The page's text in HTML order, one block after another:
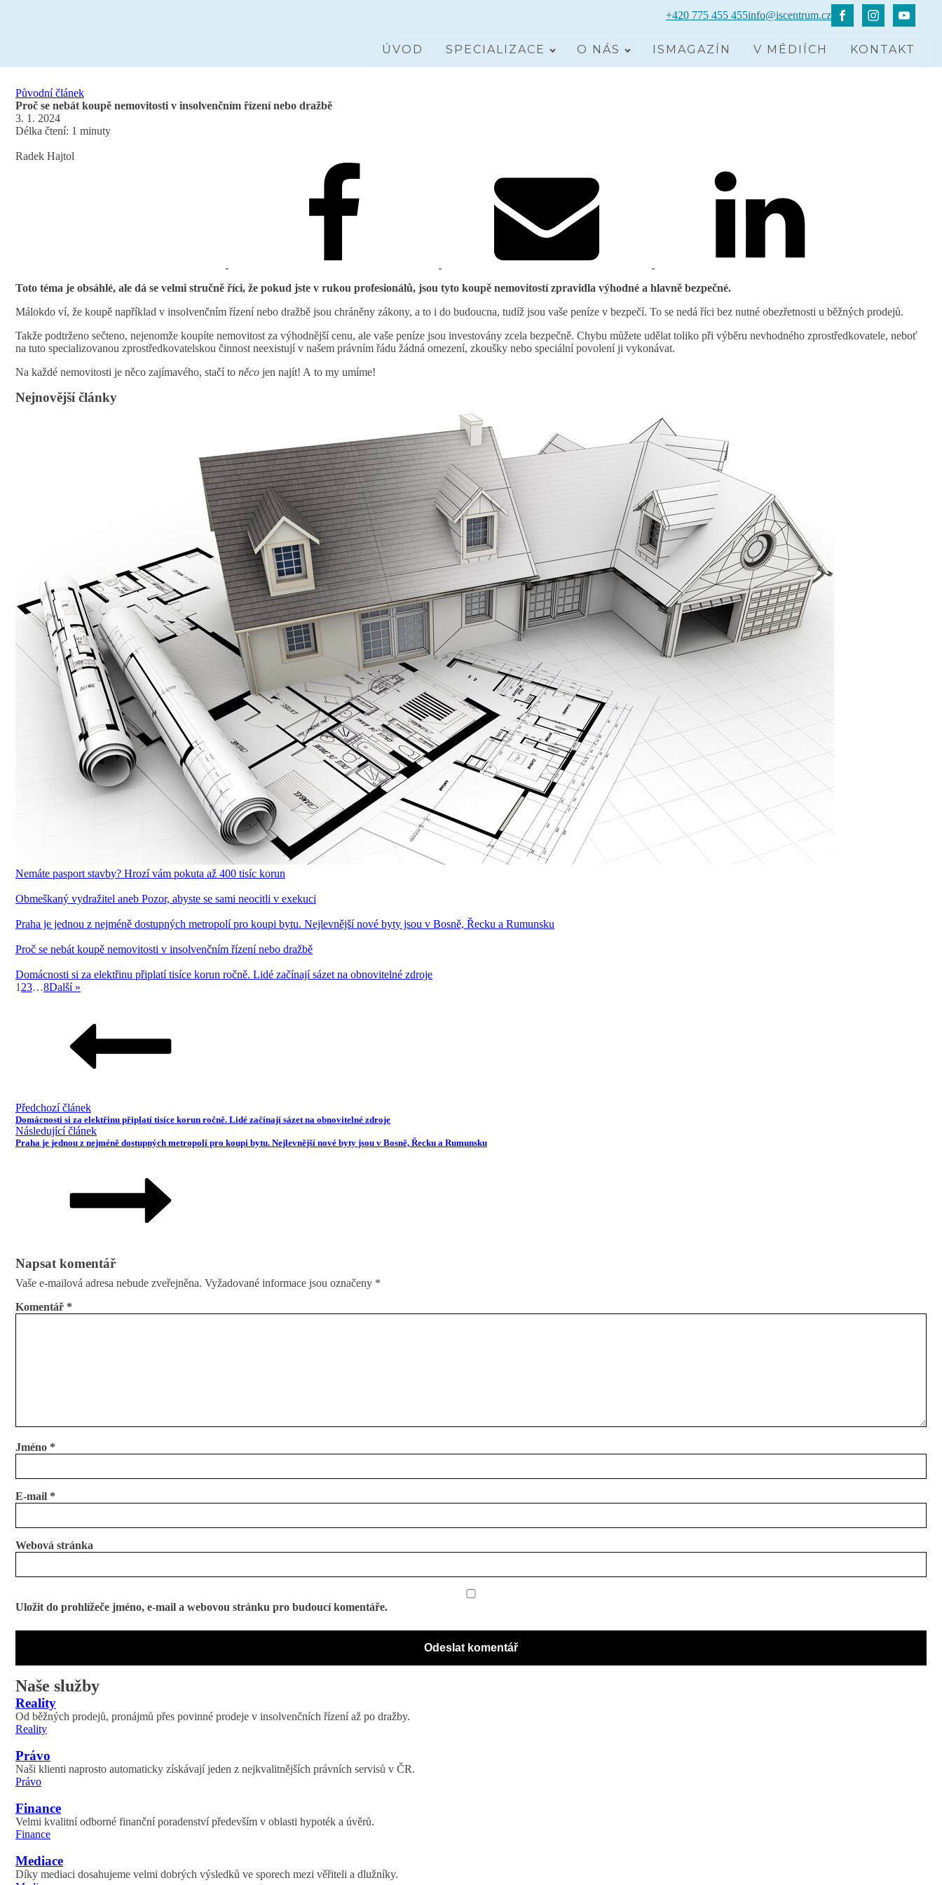
+420 775 455 455info@iscentrum.cz
ÚVOD SPECIALIZACE O NÁS ISMAGAZÍN V MÉDIÍCH KONTAKT
Původní článek
Proč se nebát koupě nemovitosti v insolvenčním řízení nebo dražbě
3. 1. 2024
Délka čtení: 1 minuty
Radek Hajtol
Toto téma je obsáhlé, ale dá se velmi stručně říci, že pokud jste v rukou profesionálů, jsou tyto koupě nemovitostí zpravidla výhodné a hlavně bezpečné.
Málokdo ví, že koupě například v insolvenčním řízení nebo dražbě jsou chráněny zákony, a to i do budoucna, tudíž jsou vaše peníze v bezpečí. To se nedá říci bez nutné obezřetnosti u běžných prodejů.
Takže podtrženo sečteno, nejenomže koupíte nemovitost za výhodnější cenu, ale vaše peníze jsou investovány zcela bezpečně. Chybu můžete udělat toliko při výběru nevhodného zprostředkovatele, neboť
na tuto specializovanou zprostředkovatelskou činnost neexistují v našem právním řádu žádná omezení, zkoušky nebo speciální povolení ji vykonávat.
Na každé nemovitosti je něco zajímavého, stačí to něco jen najít! A to my umíme!
Nejnovější články
Nemáte pasport stavby? Hrozí vám pokuta až 400 tisíc korun
Obmeškaný vydražitel aneb Pozor, abyste se sami neocitli v exekuci
Praha je jednou z nejméně dostupných metropolí pro koupi bytu. Nejlevnější nové byty jsou v Bosně, Řecku a Rumunsku
Proč se nebát koupě nemovitosti v insolvenčním řízení nebo dražbě
Domácnosti si za elektřinu připlatí tisíce korun ročně. Lidé začínají sázet na obnovitelné zdroje
1 23…8Další »
Předchozí článek
Domácnosti si za elektřinu připlatí tisíce korun ročně. Lidé začínají sázet na obnovitelné zdroje
Následující článek
Praha je jednou z nejméně dostupných metropolí pro koupi bytu. Nejlevnější nové byty jsou v Bosně, Řecku a Rumunsku
Napsat komentář
Vaše e-mailová adresa nebude zveřejněna. Vyžadované informace jsou označeny *
Komentář *
Jméno *
E-mail *
Webová stránka
Uložit do prohlížeče jméno, e-mail a webovou stránku pro budoucí komentáře.
Naše služby
Reality
Od běžných prodejů, pronájmů přes povinné prodeje v insolvenčních řízení až po dražby.
Reality
Právo
Naši klienti naprosto automaticky získávají jeden z nejkvalitnějších právních servisů v ČR.
Právo
Finance
Velmi kvalitní odborné finanční poradenství především v oblasti hypoték a úvěrů.
Finance
Mediace
Díky mediaci dosahujeme velmi dobrých výsledků ve sporech mezi věřiteli a dlužníky.